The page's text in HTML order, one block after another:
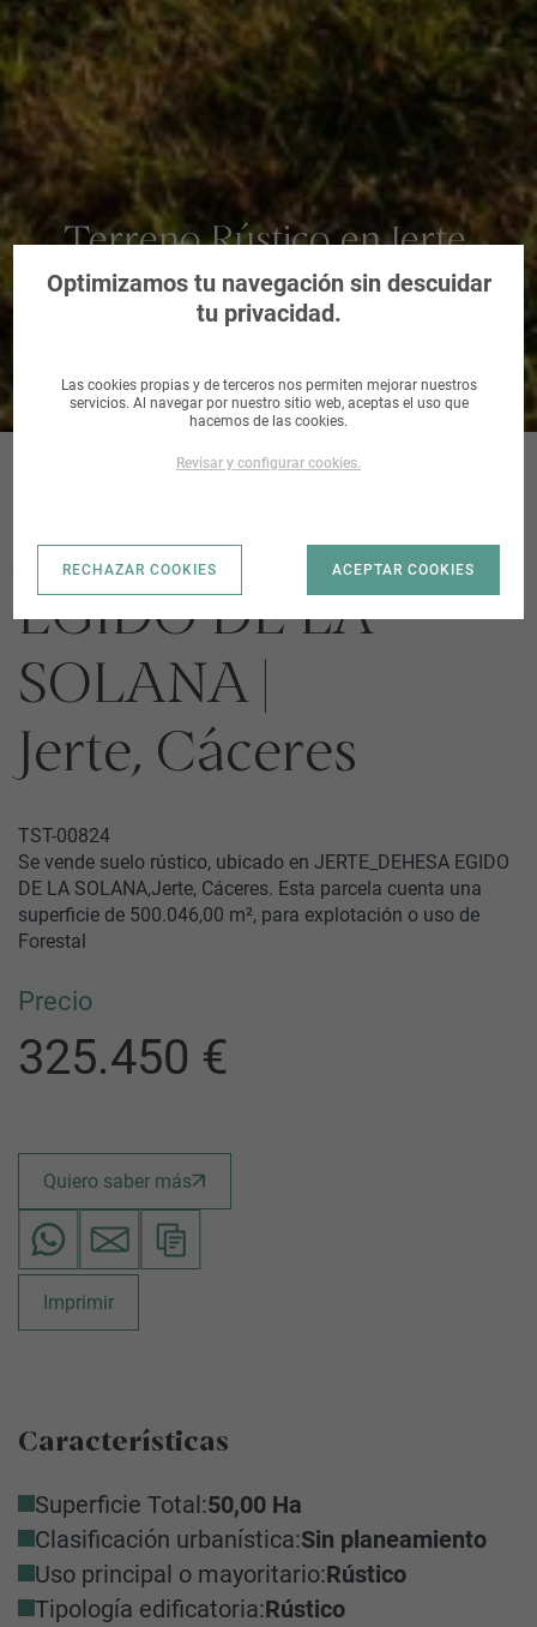
Terreno Rústico en Jerte,
Cáceres
JERTE_DEHESA
EGIDO DE LA
SOLANA |
Jerte, Cáceres
TST-00824
Se vende suelo rústico, ubicado en JERTE_DEHESA EGIDO
DE LA SOLANA,Jerte, Cáceres. Esta parcela cuenta una
superficie de 500.046,00 m², para explotación o uso de
Forestal
Precio
325.450 €
Quiero saber más
Imprimir
Características
Superficie Total:50,00 Ha
Clasificación urbanística:Sin planeamiento
Uso principal o mayoritario:Rústico
Tipología edificatoria:Rústico
Optimizamos tu navegación sin descuidar
tu privacidad.
Las cookies propias y de terceros nos permiten mejorar nuestros
servicios. Al navegar por nuestro sitio web, aceptas el uso que
hacemos de las cookies.
Revisar y configurar cookies.
RECHAZAR COOKIES ACEPTAR COOKIES